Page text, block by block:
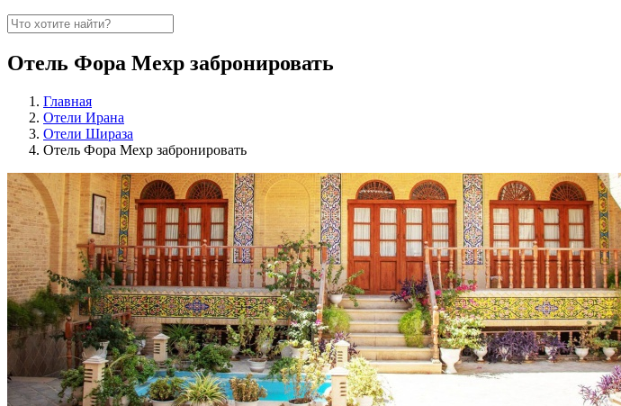
Отель Фора Мехр забронировать
Главная
Отели Ирана
Отели Шираза
Отель Фора Мехр забронировать